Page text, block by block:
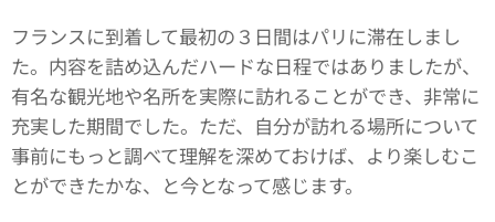
フランスに到着して最初の３日間はパリに滞在しまし
た。内容を詰め込んだハードな日程ではありましたが、
有名な観光地や名所を実際に訪れることができ、非常に
充実した期間でした。ただ、自分が訪れる場所について
事前にもっと調べて理解を深めておけば、より楽しむこ
とができたかな、と今となって感じます。